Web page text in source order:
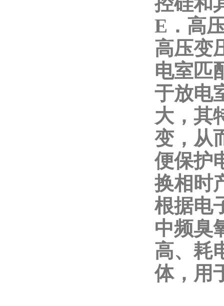
E．高
高压变
电室匹
于放电
大，其
变，从
便保护
换相时
根据电
中频臭
高、耗
体，用